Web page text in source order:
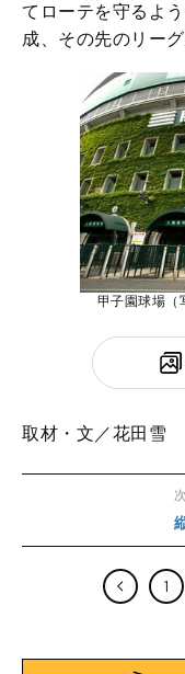
てローテを守るよ
成、その先のリー
甲子園球場（
取材・文／花田雪
1